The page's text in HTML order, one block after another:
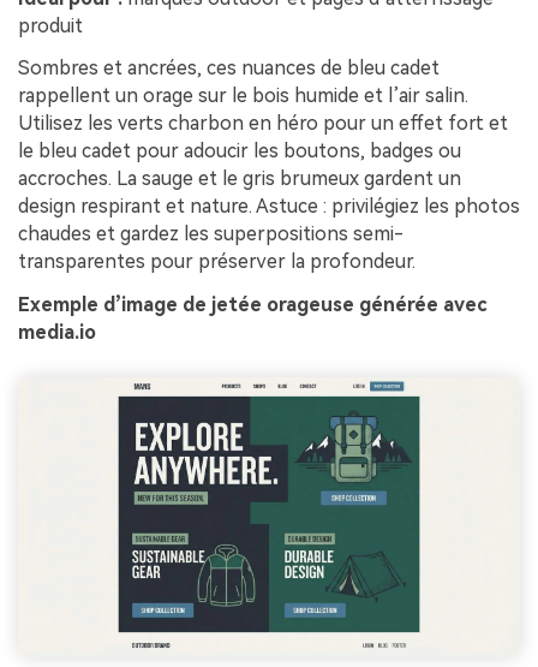
produit
Sombres et ancrées, ces nuances de bleu cadet
rappellent un orage sur le bois humide et l’air salin.
Utilisez les verts charbon en héro pour un effet fort et
le bleu cadet pour adoucir les boutons, badges ou
accroches. La sauge et le gris brumeux gardent un
design respirant et nature. Astuce : privilégiez les photos
chaudes et gardez les superpositions semi-
transparentes pour préserver la profondeur.
Exemple d’image de jetée orageuse générée avec
media.io
gratuit!
Créer Gratuitement
→